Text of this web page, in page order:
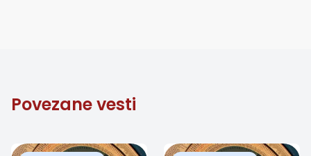
Povezane vesti